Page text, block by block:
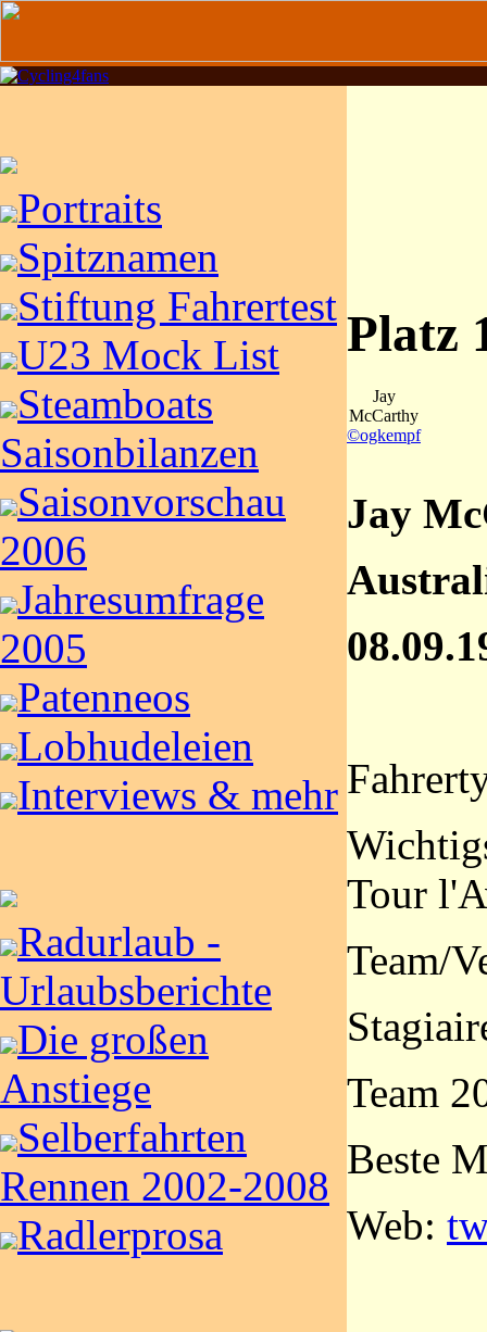
Portraits
Spitznamen
Stiftung Fahrertest
U23 Mock List
Steamboats
Saisonbilanzen
Saisonvorschau
2006
Jahresumfrage
2005
Patenneos
Lobhudeleien
Interviews & mehr
Radurlaub -
Urlaubsberichte
Die großen
Anstiege
Selberfahrten
Rennen 2002-2008
Radlerprosa
Platz
Jay
McCarthy
©ogkempf
Jay
Tour
Team/
Team
Beste
Web: